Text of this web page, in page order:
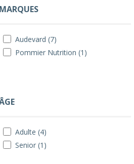
MARQUES
Audevard (7)
Pommier Nutrition (1)
Adulte (4)
Senior (1)